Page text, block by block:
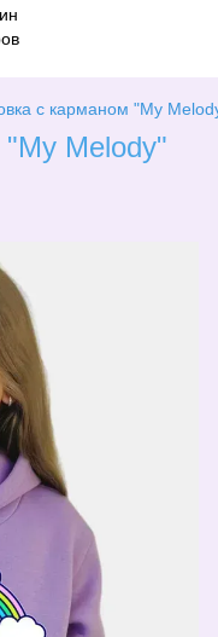
с карманом "My
Melody"